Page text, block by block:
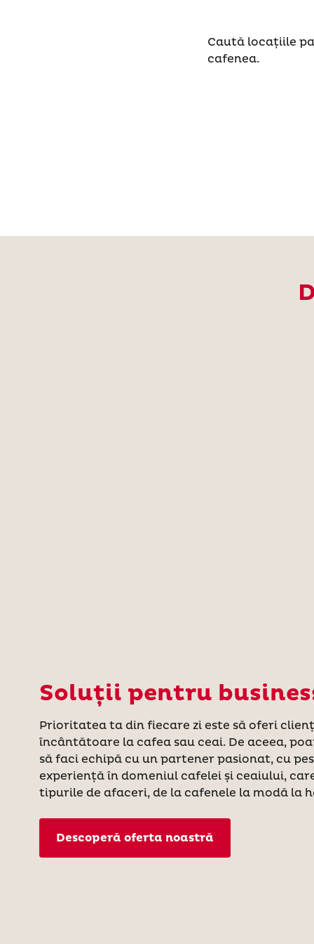
Caută locațiile
cafenea.
Soluții pentru
Prioritatea ta din fiecare zi este să oferi
încântătoare la cafea sau ceai. De aceea,
să faci echipă cu un partener pasionat, cu
experiență în domeniul cafelei și ceaiului,
tipurile de afaceri, de la cafenele la modă la
Descoperă oferta noastră